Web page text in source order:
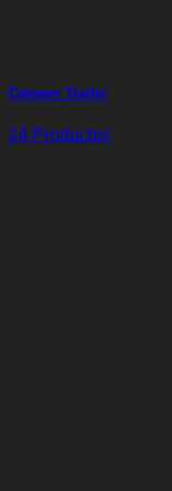
Camper Trailer
24 Productos